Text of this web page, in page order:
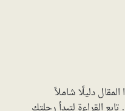
دليلًا شاملاً